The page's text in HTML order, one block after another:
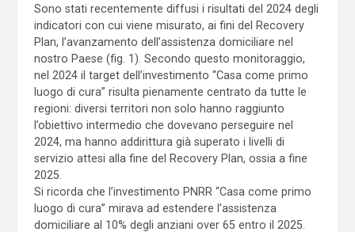
Sono stati recentemente diffusi i risultati del 2024 degli
indicatori con cui viene misurato, ai fini del Recovery
Plan, l’avanzamento dell’assistenza domiciliare nel
nostro Paese (fig. 1). Secondo questo monitoraggio,
nel 2024 il target dell’investimento “Casa come primo
luogo di cura” risulta pienamente centrato da tutte le
regioni: diversi territori non solo hanno raggiunto
l’obiettivo intermedio che dovevano perseguire nel
2024, ma hanno addirittura già superato i livelli di
servizio attesi alla fine del Recovery Plan, ossia a fine
2025.
Si ricorda che l’investimento PNRR “Casa come primo
luogo di cura” mirava ad estendere l’assistenza
domiciliare al 10% degli anziani over 65 entro il 2025.